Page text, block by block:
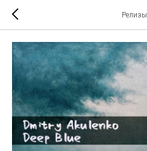
Релизы